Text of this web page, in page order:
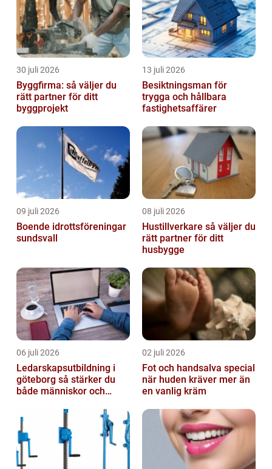
30 juli 2026
Byggfirma: så väljer du
rätt partner för ditt
byggprojekt
13 juli 2026
Besiktningsman för
trygga och hållbara
fastighetsaffärer
09 juli 2026
Boende idrottsföreningar
sundsvall
08 juli 2026
Hustillverkare så väljer du
rätt partner för ditt
husbygge
06 juli 2026
Ledarskapsutbildning i
göteborg så stärker du
både människor och
02 juli 2026
Fot och handsalva special
när huden kräver mer än
en vanlig kräm